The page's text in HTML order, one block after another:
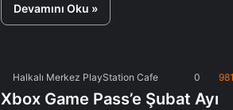
Devamını Oku »
Halkalı Merkez PlayStation Cafe 0 981
Xbox Game Pass’e Şubat Ayı